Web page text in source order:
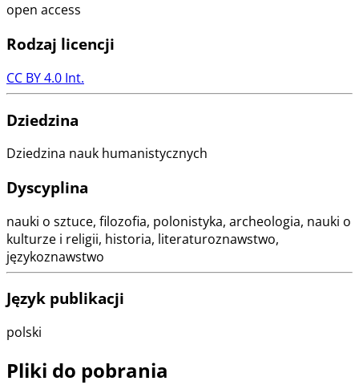
open access
Rodzaj licencji
CC BY 4.0 Int.
Dziedzina
Dziedzina nauk humanistycznych
Dyscyplina
nauki o sztuce, filozofia, polonistyka, archeologia, nauki o
kulturze i religii, historia, literaturoznawstwo,
językoznawstwo
Język publikacji
polski
Pliki do pobrania